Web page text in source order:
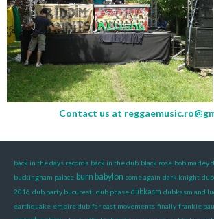
Contact us at
back in the days records back in the dub black rose bob marley
buckingham palace burn babylon come again dark knight
2016 dub party bucuresti dub phase dubkasm dubkasm and
earthquake empire dub far east movements finally frankie